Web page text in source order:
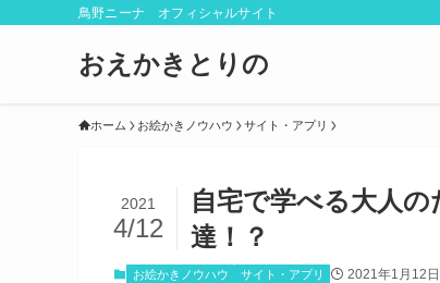
鳥野ニーナ オフィシャルサイト
おえかきとりの
ホーム お絵かきノウハウ サイト・アプリ
自宅で学べる大人
達！？
2021
4/12
お絵かきノウハウ サイト・アプリ 2021年1月12日